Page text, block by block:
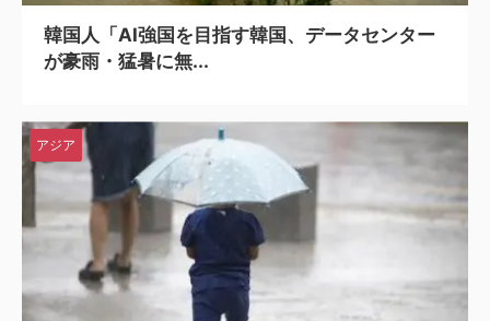
韓国人「AI強国を目指す韓国、データセンター
が豪雨・猛暑に無...
アジア